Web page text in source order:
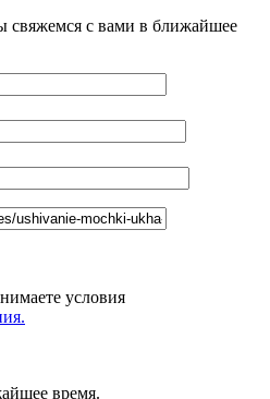
свяжемся с вами в ближайшее
условия
время.